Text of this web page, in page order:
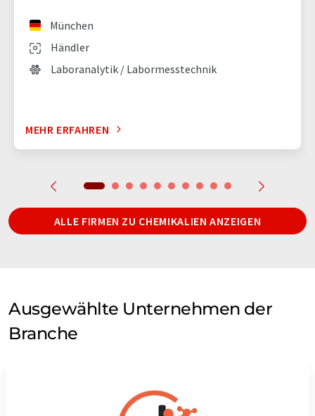
Händler
München
Laboranalytik / Labormesstechnik
MEHR ERFAHREN
ALLE FIRMEN ZU CHEMIKALIEN ANZEIGEN
Ausgewählte Unternehmen der
Branche